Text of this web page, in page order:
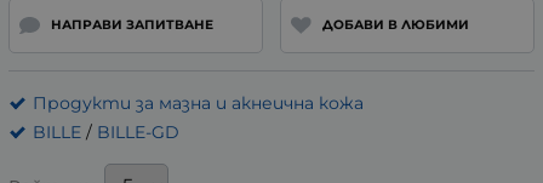
НАПРАВИ ЗАПИТВАНЕ ДОБАВИ В ЛЮБИМИ
Продукти за мазна и акнеична кожа
BILLE / BILLE-GD